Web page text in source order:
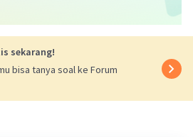
sekarang!
bisa tanya soal ke Forum